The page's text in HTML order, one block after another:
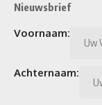
Nieuwsbrief
Voornaam:
Achternaam: